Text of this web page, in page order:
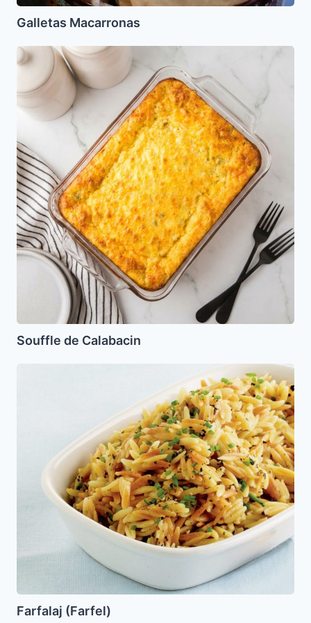
Galletas Macarronas
Souffle
de
Calabacin
Souffle de Calabacin
Farfalaj (Farfel)